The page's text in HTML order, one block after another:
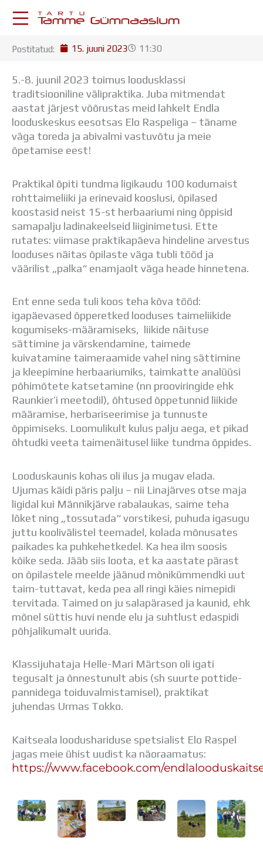
KESKKONNAD
Postkast
Drive
Tamme TV
Tamme Leht
Kooliraadio
Tunniplaan
Aastaplaan
Õppekava
Ainepassid
Huviringid
Õpilastööd (UPT)
Distantsõpe
Projektid
ÜLDINFO
Sisseastumine
Meie kool
Dokumendid
Uudised
Lapsevanemale
Vilistlastele
Toitlustamine
Virtuaaltuur
Õpilasesindus
Postitatud: 15. juuni 2023 11:30
5.-8. juunil 2023 toimus loodusklassi
traditsiooniline välipraktika. Juba mitmendat
aastat järjest võõrustas meid lahkelt Endla
looduskeskus eesotsas Elo Raspeliga – täname
väga toreda ja abivalmi vastuvõtu ja meie
õpetamise eest!
Praktikal õpiti tundma ligikaudu 100 kodumaist
rohttaimeliiki ja erinevaid kooslusi, õpilased
koostasid neist 15-st herbaariumi ning õppisid
samapalju ladinakeelseid liiginimetusi. Ette
rutates: viimase praktikapäeva hindeline arvestus
looduses näitas õpilaste väga tubli tööd ja
väärilist „palka“ enamjaolt väga heade hinnetena.
Ent enne seda tuli koos teha kõva tööd:
igapäevased õpperetked looduses taimeliikide
kogumiseks-määramiseks, liikide näituse
sättimine ja värskendamine, taimede
kuivatamine taimeraamide vahel ning sättimine
ja kleepimine herbaariumiks, taimkatte analüüsi
põhimõtete katsetamine (nn prooviringide ehk
Raunkier’i meetodil), õhtused õppetunnid liikide
määramise, herbariseerimise ja tunnuste
õppimiseks. Loomulikult kulus palju aega, et pikad
õhtudki veeta taimenäitusel liike tundma õppides.
Looduskaunis kohas oli ilus ja mugav elada.
Ujumas käidi päris palju – nii Linajärves otse maja
ligidal kui Männikjärve rabalaukas, saime teha
lõket ning „tossutada“ vorstikesi, puhuda igasugu
juttu koolivälistel teemadel, kolada mõnusates
paikades ka puhkehetkedel. Ka hea ilm soosis
kõike seda. Jääb siis loota, et ka aastate pärast
on õpilastele meelde jäänud mõnikümmendki uut
taim-tuttavat, keda pea all ringi käies nimepidi
tervitada. Taimed on ju salapärased ja kaunid, ehk
mõnel süttis huvi nende elu ja suhtlust edaspidi
põhjalikumalt uurida.
Klassijuhataja Helle-Mari Märtson oli igati
tegusalt ja õnnestunult abis (sh suurte pottide-
pannidega toiduvalmistamisel), praktikat
juhendas Urmas Tokko.
Kaitseala loodushariduse spetsialist Elo Raspel
jagas meie ühist uudist ka näoraamatus:
https://www.facebook.com/